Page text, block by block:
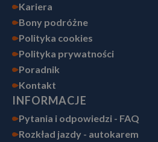
Kariera
Bony podróżne
Polityka cookies
Polityka prywatności
Poradnik
Kontakt
INFORMACJE
Pytania i odpowiedzi - FAQ
Rozkład jazdy - autokarem